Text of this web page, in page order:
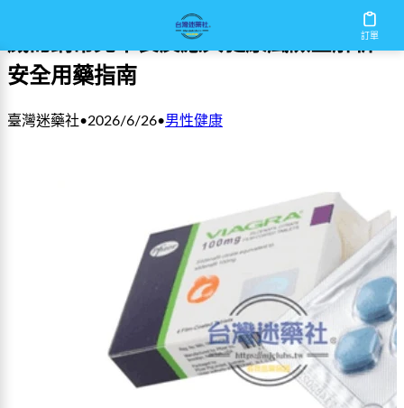
訂單
威而鋼常見不良反應與健康風險全解析：
安全用藥指南
臺灣迷藥社•2026/6/26•男性健康